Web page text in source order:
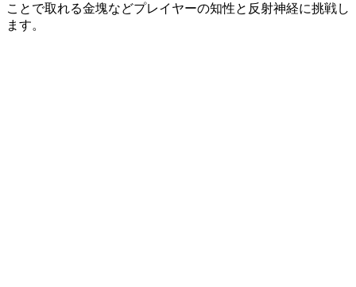
ことで取れる金塊などプレイヤーの知性と反射神経に挑戦し
ます。